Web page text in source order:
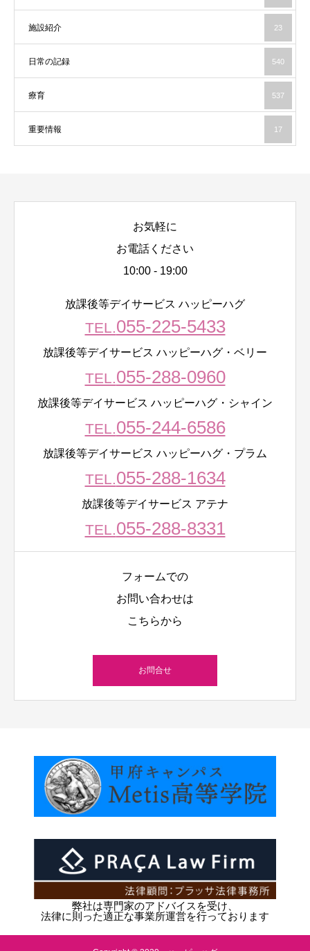
施設紹介 23
日常の記録 540
療育 537
重要情報 17
お気軽に
お電話ください
10:00 - 19:00
放課後等デイサービス ハッピーハグ
TEL.055-225-5433
放課後等デイサービス ハッピーハグ・ベリー
TEL.055-288-0960
放課後等デイサービス ハッピーハグ・シャイン
TEL.055-244-6586
放課後等デイサービス ハッピーハグ・プラム
TEL.055-288-1634
放課後等デイサービス アテナ
TEL.055-288-8331
フォームでの
お問い合わせは
こちらから
お問合せ
弊社は専門家のアドバイスを受け、
法律に則った適正な事業所運営を行っております